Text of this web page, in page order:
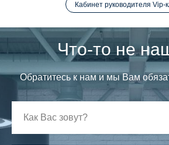
Кабинет руководителя Vip-
Что-то не
Обратитесь к нам и мы Вам